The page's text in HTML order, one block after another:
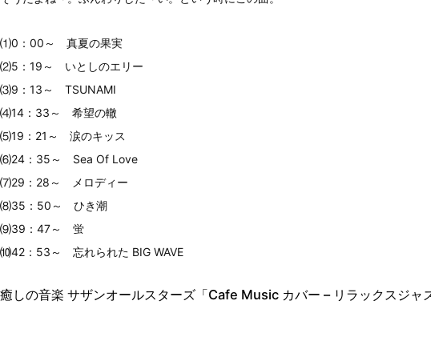
⑴0：00～ 真夏の果実
⑵5：19～ いとしのエリー
⑶9：13～ TSUNAMI
⑷14：33～ 希望の轍
⑸19：21～ 涙のキッス
⑹24：35～ Sea Of Love
⑺29：28～ メロディー
⑻35：50～ ひき潮
⑼39：47～ 蛍
⑽42：53～ 忘れられた BIG WAVE
癒しの音楽 サザンオールスターズ「Cafe Music カバー – リラックスジャ